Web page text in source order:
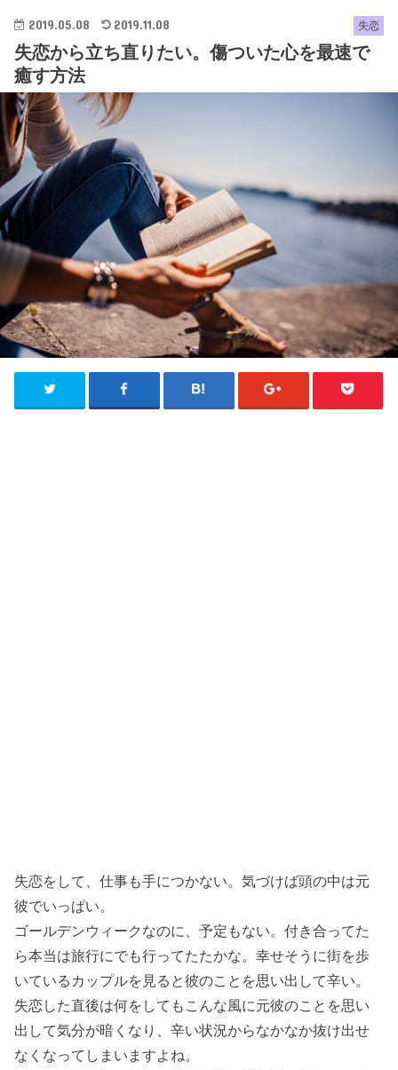
失恋
2019.05.08 2019.11.08
失恋から立ち直りたい。傷ついた心を最速で
癒す方法
失恋をして、仕事も手につかない。気づけば頭の中は元
彼でいっぱい。
ゴールデンウィークなのに、予定もない。付き合ってた
ら本当は旅行にでも行ってたたかな。幸せそうに街を歩
いているカップルを見ると彼のことを思い出して辛い。
失恋した直後は何をしてもこんな風に元彼のことを思い
出して気分が暗くなり、辛い状況からなかなか抜け出せ
なくなってしまいますよね。